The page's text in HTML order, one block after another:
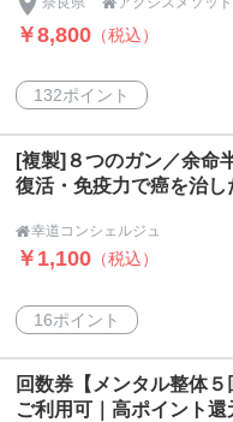

￥8,800 （税込）
132ポイント
[複製]８つのガン／余命
復活・免疫力で癌を治し
幸道コンシェルジュ
￥1,100 （税込）
16ポイント
回数券【メンタル整体
ご利用可｜高ポイント還